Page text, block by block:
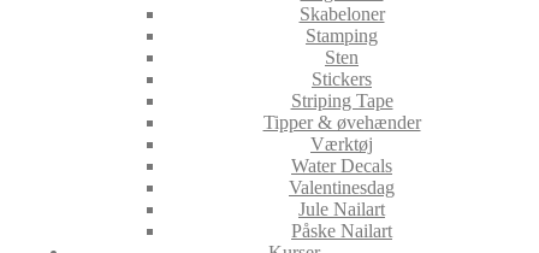
Skabeloner
Stamping
Sten
Stickers
Striping Tape
Tipper & øvehænder
Værktøj
Water Decals
Valentinesdag
Jule Nailart
Påske Nailart